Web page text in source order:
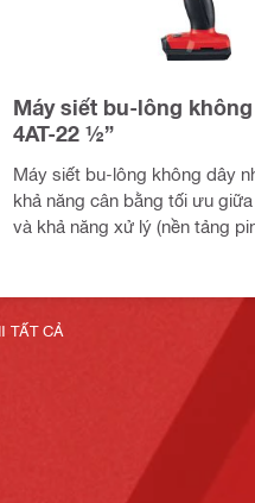
Máy siết bu-lông không
4AT-22 ½”
Máy siết bu-lông không dây
khả năng cân bằng tối ưu
và khả năng xử lý (nền tảng
TẤT CẢ